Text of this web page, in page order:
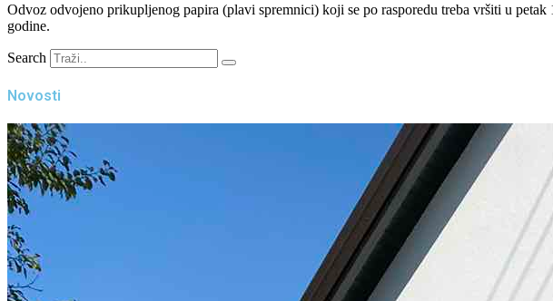
Odvoz odvojeno prikupljenog papira (plavi spremnici) koji se po rasporedu treba vršiti u
godine.
Search
Novosti